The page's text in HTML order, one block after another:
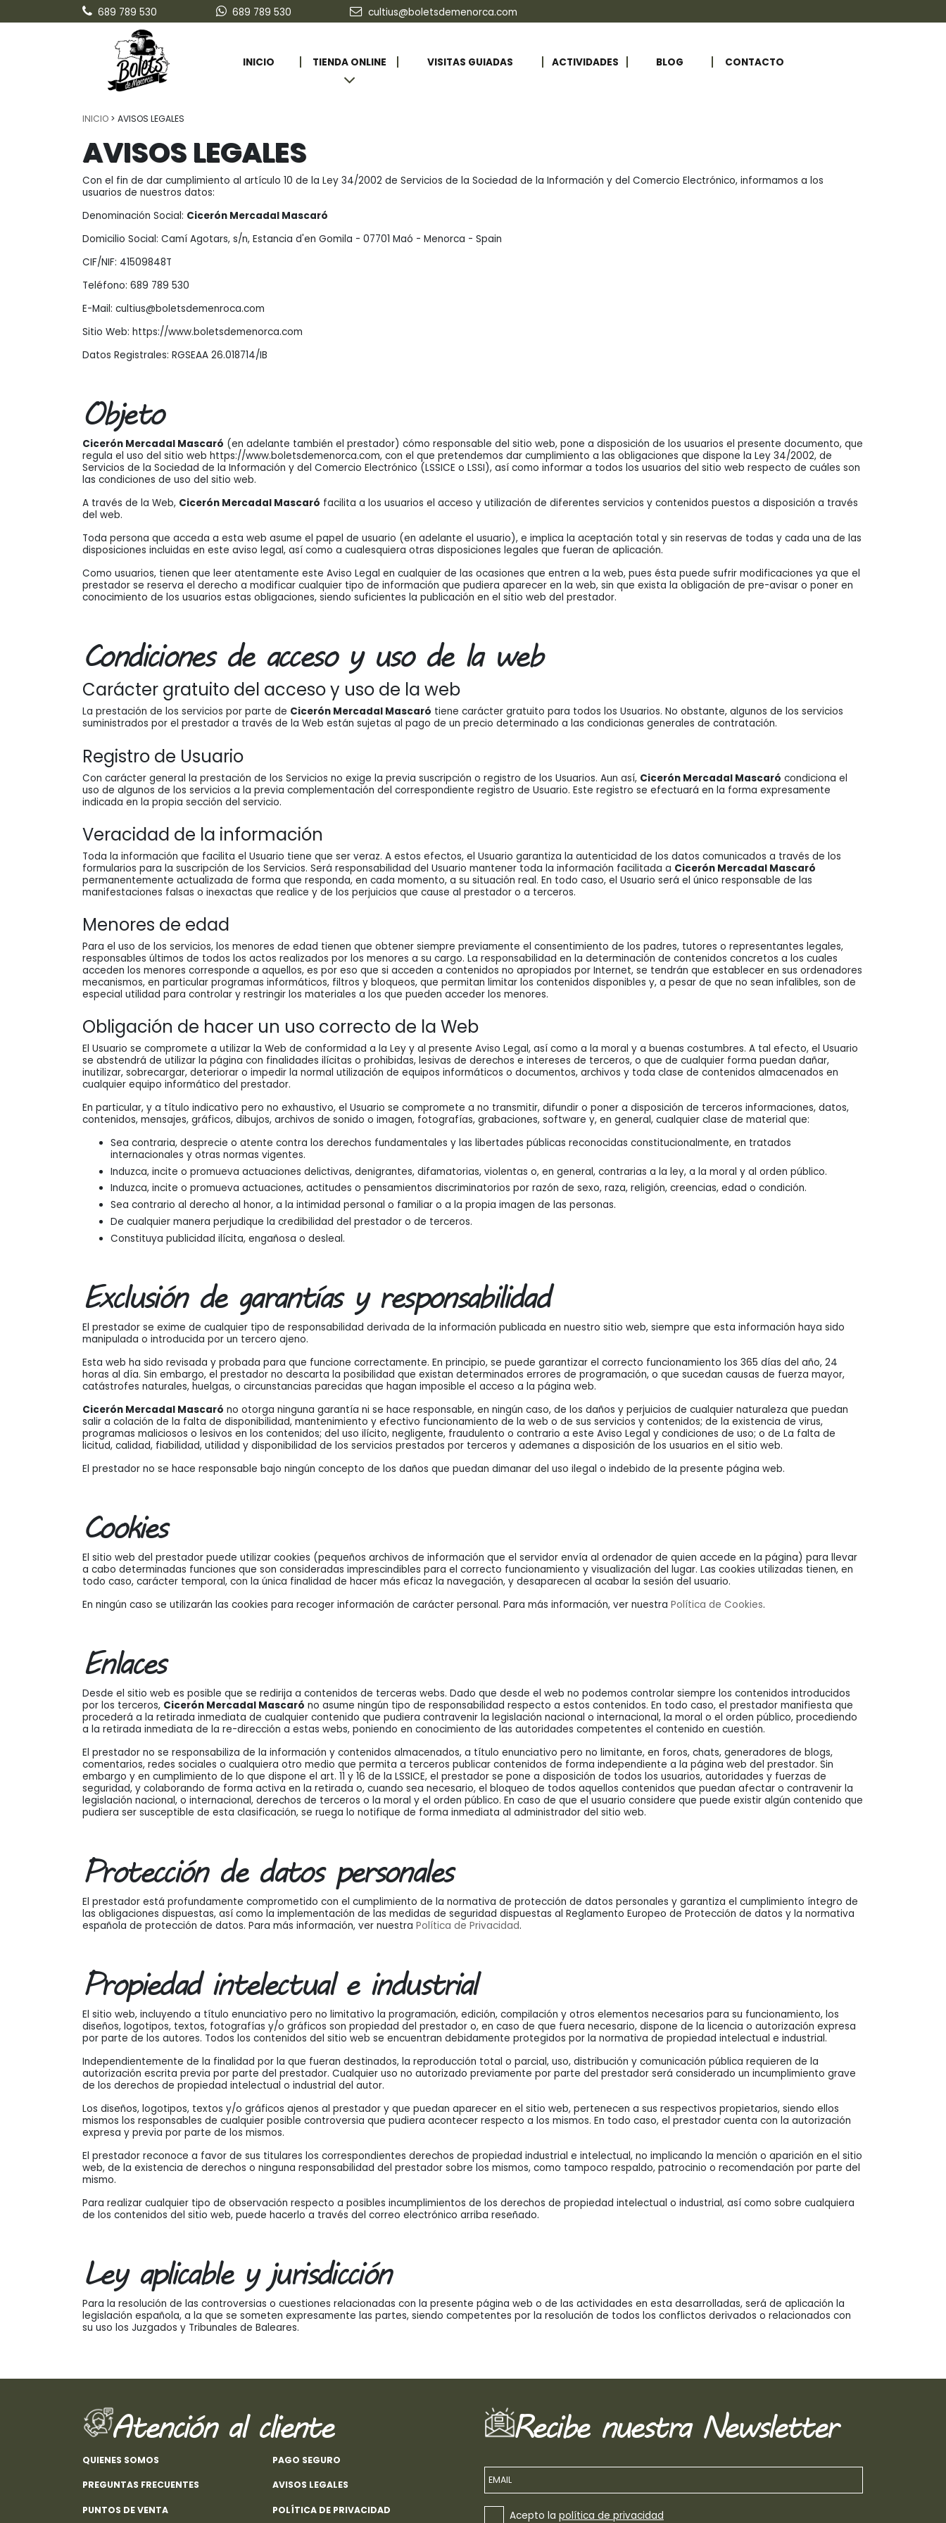
689 789 530 689 789 530 cultius@boletsdemenorca.com
INICIO TIENDA ONLINE VISITAS GUIADAS ACTIVIDADES BLOG CONTACTO
INICIO > AVISOS LEGALES
AVISOS LEGALES
Con el fin de dar cumplimiento al artículo 10 de la Ley 34/2002 de Servicios de la Sociedad de la Información y del Comercio Electrónico, informamos a los
usuarios de nuestros datos:
Denominación Social: Cicerón Mercadal Mascaró
Domicilio Social: Camí Agotars, s/n, Estancia d'en Gomila - 07701 Maó - Menorca - Spain
CIF/NIF: 41509848T
Teléfono: 689 789 530
E-Mail: cultius@boletsdemenroca.com
Sitio Web: https://www.boletsdemenorca.com
Datos Registrales: RGSEAA 26.018714/IB
Objeto
Cicerón Mercadal Mascaró (en adelante también el prestador) cómo responsable del sitio web, pone a disposición de los usuarios el presente documento, que
regula el uso del sitio web https://www.boletsdemenorca.com, con el que pretendemos dar cumplimiento a las obligaciones que dispone la Ley 34/2002, de
Servicios de la Sociedad de la Información y del Comercio Electrónico (LSSICE o LSSI), así como informar a todos los usuarios del sitio web respecto de cuáles son
las condiciones de uso del sitio web.
A través de la Web, Cicerón Mercadal Mascaró facilita a los usuarios el acceso y utilización de diferentes servicios y contenidos puestos a disposición a través
del web.
Toda persona que acceda a esta web asume el papel de usuario (en adelante el usuario), e implica la aceptación total y sin reservas de todas y cada una de las
disposiciones incluidas en este aviso legal, así como a cualesquiera otras disposiciones legales que fueran de aplicación.
Como usuarios, tienen que leer atentamente este Aviso Legal en cualquier de las ocasiones que entren a la web, pues ésta puede sufrir modificaciones ya que el
prestador se reserva el derecho a modificar cualquier tipo de información que pudiera aparecer en la web, sin que exista la obligación de pre-avisar o poner en
conocimiento de los usuarios estas obligaciones, siendo suficientes la publicación en el sitio web del prestador.
Condiciones de acceso y uso de la web
Carácter gratuito del acceso y uso de la web
La prestación de los servicios por parte de Cicerón Mercadal Mascaró tiene carácter gratuito para todos los Usuarios. No obstante, algunos de los servicios
suministrados por el prestador a través de la Web están sujetas al pago de un precio determinado a las condicionas generales de contratación.
Registro de Usuario
Con carácter general la prestación de los Servicios no exige la previa suscripción o registro de los Usuarios. Aun así, Cicerón Mercadal Mascaró condiciona el
uso de algunos de los servicios a la previa complementación del correspondiente registro de Usuario. Este registro se efectuará en la forma expresamente
indicada en la propia sección del servicio.
Veracidad de la información
Toda la información que facilita el Usuario tiene que ser veraz. A estos efectos, el Usuario garantiza la autenticidad de los datos comunicados a través de los
formularios para la suscripción de los Servicios. Será responsabilidad del Usuario mantener toda la información facilitada a Cicerón Mercadal Mascaró
permanentemente actualizada de forma que responda, en cada momento, a su situación real. En todo caso, el Usuario será el único responsable de las
manifestaciones falsas o inexactas que realice y de los perjuicios que cause al prestador o a terceros.
Menores de edad
Para el uso de los servicios, los menores de edad tienen que obtener siempre previamente el consentimiento de los padres, tutores o representantes legales,
responsables últimos de todos los actos realizados por los menores a su cargo. La responsabilidad en la determinación de contenidos concretos a los cuales
acceden los menores corresponde a aquellos, es por eso que si acceden a contenidos no apropiados por Internet, se tendrán que establecer en sus ordenadores
mecanismos, en particular programas informáticos, filtros y bloqueos, que permitan limitar los contenidos disponibles y, a pesar de que no sean infalibles, son de
especial utilidad para controlar y restringir los materiales a los que pueden acceder los menores.
Obligación de hacer un uso correcto de la Web
El Usuario se compromete a utilizar la Web de conformidad a la Ley y al presente Aviso Legal, así como a la moral y a buenas costumbres. A tal efecto, el Usuario
se abstendrá de utilizar la página con finalidades ilícitas o prohibidas, lesivas de derechos e intereses de terceros, o que de cualquier forma puedan dañar,
inutilizar, sobrecargar, deteriorar o impedir la normal utilización de equipos informáticos o documentos, archivos y toda clase de contenidos almacenados en
cualquier equipo informático del prestador.
En particular, y a título indicativo pero no exhaustivo, el Usuario se compromete a no transmitir, difundir o poner a disposición de terceros informaciones, datos,
contenidos, mensajes, gráficos, dibujos, archivos de sonido o imagen, fotografías, grabaciones, software y, en general, cualquier clase de material que:
Sea contraria, desprecie o atente contra los derechos fundamentales y las libertades públicas reconocidas constitucionalmente, en tratados
internacionales y otras normas vigentes.
Induzca, incite o promueva actuaciones delictivas, denigrantes, difamatorias, violentas o, en general, contrarias a la ley, a la moral y al orden público.
Induzca, incite o promueva actuaciones, actitudes o pensamientos discriminatorios por razón de sexo, raza, religión, creencias, edad o condición.
Sea contrario al derecho al honor, a la intimidad personal o familiar o a la propia imagen de las personas.
De cualquier manera perjudique la credibilidad del prestador o de terceros.
Constituya publicidad ilícita, engañosa o desleal.
Exclusión de garantías y responsabilidad
El prestador se exime de cualquier tipo de responsabilidad derivada de la información publicada en nuestro sitio web, siempre que esta información haya sido
manipulada o introducida por un tercero ajeno.
Esta web ha sido revisada y probada para que funcione correctamente. En principio, se puede garantizar el correcto funcionamiento los 365 días del año, 24
horas al día. Sin embargo, el prestador no descarta la posibilidad que existan determinados errores de programación, o que sucedan causas de fuerza mayor,
catástrofes naturales, huelgas, o circunstancias parecidas que hagan imposible el acceso a la página web.
Cicerón Mercadal Mascaró no otorga ninguna garantía ni se hace responsable, en ningún caso, de los daños y perjuicios de cualquier naturaleza que puedan
salir a colación de la falta de disponibilidad, mantenimiento y efectivo funcionamiento de la web o de sus servicios y contenidos; de la existencia de virus,
programas maliciosos o lesivos en los contenidos; del uso ilícito, negligente, fraudulento o contrario a este Aviso Legal y condiciones de uso; o de La falta de
licitud, calidad, fiabilidad, utilidad y disponibilidad de los servicios prestados por terceros y ademanes a disposición de los usuarios en el sitio web.
El prestador no se hace responsable bajo ningún concepto de los daños que puedan dimanar del uso ilegal o indebido de la presente página web.
Cookies
El sitio web del prestador puede utilizar cookies (pequeños archivos de información que el servidor envía al ordenador de quien accede en la página) para llevar
a cabo determinadas funciones que son consideradas imprescindibles para el correcto funcionamiento y visualización del lugar. Las cookies utilizadas tienen, en
todo caso, carácter temporal, con la única finalidad de hacer más eficaz la navegación, y desaparecen al acabar la sesión del usuario.
En ningún caso se utilizarán las cookies para recoger información de carácter personal. Para más información, ver nuestra Política de Cookies.
Enlaces
Desde el sitio web es posible que se redirija a contenidos de terceras webs. Dado que desde el web no podemos controlar siempre los contenidos introducidos
por los terceros, Cicerón Mercadal Mascaró no asume ningún tipo de responsabilidad respecto a estos contenidos. En todo caso, el prestador manifiesta que
procederá a la retirada inmediata de cualquier contenido que pudiera contravenir la legislación nacional o internacional, la moral o el orden público, procediendo
a la retirada inmediata de la re-dirección a estas webs, poniendo en conocimiento de las autoridades competentes el contenido en cuestión.
El prestador no se responsabiliza de la información y contenidos almacenados, a título enunciativo pero no limitante, en foros, chats, generadores de blogs,
comentarios, redes sociales o cualquiera otro medio que permita a terceros publicar contenidos de forma independiente a la página web del prestador. Sin
embargo y en cumplimiento de lo que dispone el art. 11 y 16 de la LSSICE, el prestador se pone a disposición de todos los usuarios, autoridades y fuerzas de
seguridad, y colaborando de forma activa en la retirada o, cuando sea necesario, el bloqueo de todos aquellos contenidos que puedan afectar o contravenir la
legislación nacional, o internacional, derechos de terceros o la moral y el orden público. En caso de que el usuario considere que puede existir algún contenido que
pudiera ser susceptible de esta clasificación, se ruega lo notifique de forma inmediata al administrador del sitio web.
Protección de datos personales
El prestador está profundamente comprometido con el cumplimiento de la normativa de protección de datos personales y garantiza el cumplimiento íntegro de
las obligaciones dispuestas, así como la implementación de las medidas de seguridad dispuestas al Reglamento Europeo de Protección de datos y la normativa
española de protección de datos. Para más información, ver nuestra Política de Privacidad.
Propiedad intelectual e industrial
El sitio web, incluyendo a título enunciativo pero no limitativo la programación, edición, compilación y otros elementos necesarios para su funcionamiento, los
diseños, logotipos, textos, fotografías y/o gráficos son propiedad del prestador o, en caso de que fuera necesario, dispone de la licencia o autorización expresa
por parte de los autores. Todos los contenidos del sitio web se encuentran debidamente protegidos por la normativa de propiedad intelectual e industrial.
Independientemente de la finalidad por la que fueran destinados, la reproducción total o parcial, uso, distribución y comunicación pública requieren de la
autorización escrita previa por parte del prestador. Cualquier uso no autorizado previamente por parte del prestador será considerado un incumplimiento grave
de los derechos de propiedad intelectual o industrial del autor.
Los diseños, logotipos, textos y/o gráficos ajenos al prestador y que puedan aparecer en el sitio web, pertenecen a sus respectivos propietarios, siendo ellos
mismos los responsables de cualquier posible controversia que pudiera acontecer respecto a los mismos. En todo caso, el prestador cuenta con la autorización
expresa y previa por parte de los mismos.
El prestador reconoce a favor de sus titulares los correspondientes derechos de propiedad industrial e intelectual, no implicando la mención o aparición en el sitio
web, de la existencia de derechos o ninguna responsabilidad del prestador sobre los mismos, como tampoco respaldo, patrocinio o recomendación por parte del
mismo.
Para realizar cualquier tipo de observación respecto a posibles incumplimientos de los derechos de propiedad intelectual o industrial, así como sobre cualquiera
de los contenidos del sitio web, puede hacerlo a través del correo electrónico arriba reseñado.
Ley aplicable y jurisdicción
Para la resolución de las controversias o cuestiones relacionadas con la presente página web o de las actividades en esta desarrolladas, será de aplicación la
legislación española, a la que se someten expresamente las partes, siendo competentes por la resolución de todos los conflictos derivados o relacionados con
su uso los Juzgados y Tribunales de Baleares.
Atención al cliente
QUIENES SOMOS
PREGUNTAS FRECUENTES
PUNTOS DE VENTA
PAGO SEGURO
AVISOS LEGALES
POLÍTICA DE PRIVACIDAD
Recibe nuestra Newsletter
EMAIL
Acepto la política de privacidad